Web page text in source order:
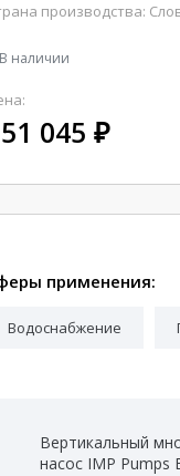
производства:
В наличии
045 ₽
применения:
Водоснабжение
Вертикальный
насос IMP Pumps